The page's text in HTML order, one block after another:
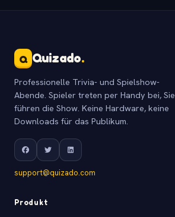
Q Quizado.
Professionelle Trivia- und Spielshow-
Abende. Spieler treten per Handy bei, Sie
führen die Show. Keine Hardware, keine
Downloads für das Publikum.
support@quizado.com
Produkt